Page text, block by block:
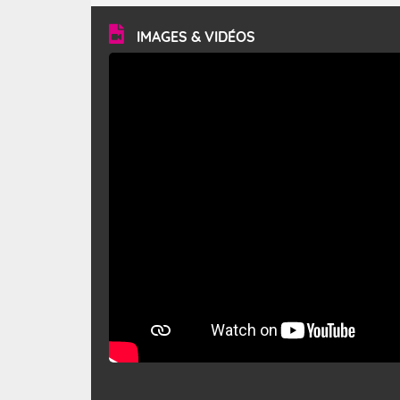
vitesse moyenne de 50 km/h et atteindre 80 à 100 km/h
en rafales, parfois davantage. Il parcourt la basse vallée
du Rhône et la Provence et envahit le littoral
méditerranéen à partir de la Camargue.
IMAGES & VIDÉOS